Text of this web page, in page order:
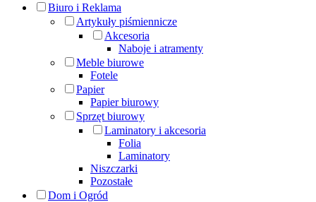
Biuro i Reklama
Artykuły piśmiennicze
Akcesoria
Naboje i atramenty
Meble biurowe
Fotele
Papier
Papier biurowy
Sprzęt biurowy
Laminatory i akcesoria
Folia
Laminatory
Niszczarki
Pozostałe
Dom i Ogród